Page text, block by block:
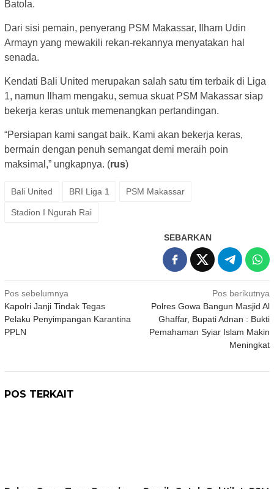
Batola.
Dari sisi pemain, penyerang PSM Makassar, Ilham Udin
Armayn yang mewakili rekan-rekannya menyatakan hal
senada.
Kendati Bali United merupakan salah satu tim terbaik di Liga
1, namun Ilham mengaku, semua skuat PSM Makassar siap
bekerja keras untuk memenangkan pertandingan.
“Persiapan kami sangat baik. Kami akan bekerja keras,
bermain dengan penuh semangat demi meraih poin
maksimal,” ungkapnya. (rus)
Bali United BRI Liga 1 PSM Makassar
Stadion I Ngurah Rai
SEBARKAN
Navigasi
pos
Pos sebelumnya
Kapolri Janji Tindak Tegas
Pelaku Penyimpangan Karantina
PPLN
Pos berikutnya
Polres Gowa Bangun Masjid Al
Ghaffar, Bupati Adnan : Bukti
Pemahaman Syiar Islam Makin
Meningkat
POS TERKAIT